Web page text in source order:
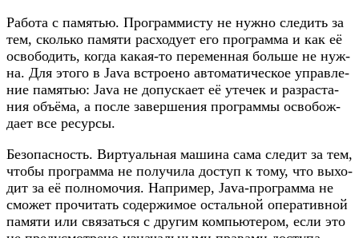
Рабо­та с памя­тью. Про­грам­ми­сту не нуж­но сле­дить за
тем, сколь­ко памя­ти рас­хо­ду­ет его про­грам­ма и как её
осво­бо­дить, когда какая-то пере­мен­ная боль­ше не нуж­
на. Для это­го в Java встро­е­но авто­ма­ти­че­ское управ­ле­
ние памя­тью: Java не допус­ка­ет её уте­чек и раз­рас­та­
ния объ­ё­ма, а после завер­ше­ния про­грам­мы осво­бож­
да­ет все ресурсы.
Без­опас­ность. Вир­ту­аль­ная маши­на сама сле­дит за тем,
что­бы про­грам­ма не полу­чи­ла доступ к тому, что выхо­
дит за её пол­но­мо­чия. Напри­мер, Java-программа не
смо­жет про­чи­тать содер­жи­мое осталь­ной опе­ра­тив­ной
памя­ти или свя­зать­ся с дру­гим ком­пью­те­ром, если это